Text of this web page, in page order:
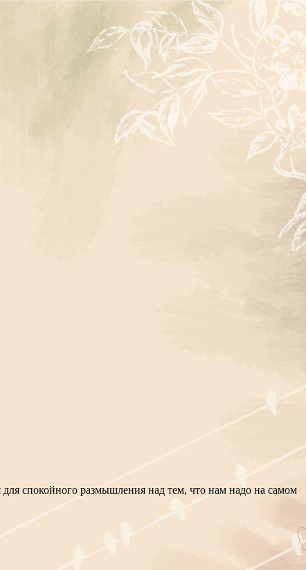
спокойного размышления над тем, что нам надо на самом